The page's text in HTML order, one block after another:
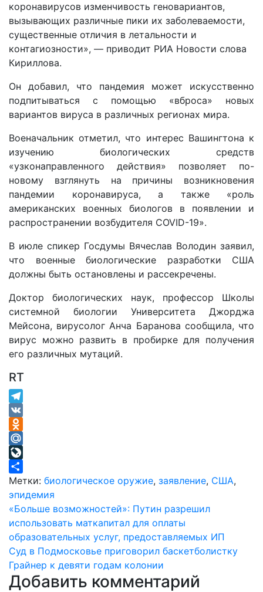
коронавирусов изменчивость геновариантов,
вызывающих различные пики их заболеваемости,
существенные отличия в летальности и
контагиозности», — приводит РИА Новости слова
Кириллова.
Он добавил, что пандемия может искусственно
подпитываться с помощью «вброса» новых
вариантов вируса в различных регионах мира.
Военачальник отметил, что интерес Вашингтона к
изучению биологических средств
«узконаправленного действия» позволяет по-
новому взглянуть на причины возникновения
пандемии коронавируса, а также «роль
американских военных биологов в появлении и
распространении возбудителя COVID-19».
В июле спикер Госдумы Вячеслав Володин заявил,
что военные биологические разработки США
должны быть остановлены и рассекречены.
Доктор биологических наук, профессор Школы
системной биологии Университета Джорджа
Мейсона, вирусолог Анча Баранова сообщила, что
вирус можно развить в пробирке для получения
его различных мутаций.
RT
Telegram
VK
Odnoklassniki
Mail.Ru
LiveJournal
Отправить
Метки: биологическое оружие, заявление, США,
эпидемия
Навигация
по
записям
«Больше возможностей»: Путин разрешил
использовать маткапитал для оплаты
образовательных услуг, предоставляемых ИП
Суд в Подмосковье приговорил баскетболистку
Грайнер к девяти годам колонии
Добавить комментарий